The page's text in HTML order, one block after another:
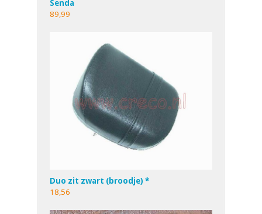
Senda
89,99
Duo zit zwart (broodje) *
18,56